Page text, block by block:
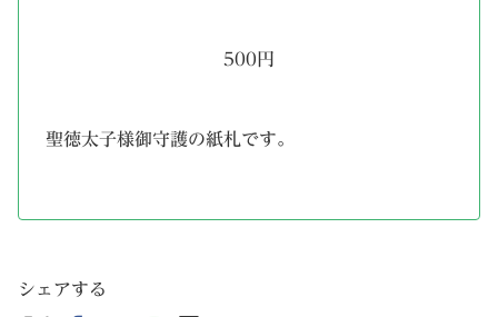
500円
聖徳太子様御守護の紙札です。
シェアする